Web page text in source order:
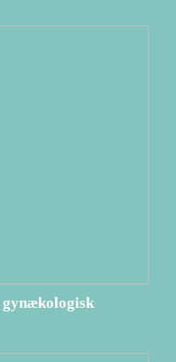
gynækologisk